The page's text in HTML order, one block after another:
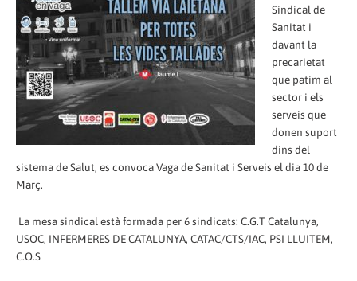
Sindical de
Sanitat i
davant la
precarietat
que patim al
sector i els
serveis que
donen suport
dins del
sistema de Salut, es convoca Vaga de Sanitat i Serveis el dia 10 de
Març.
La mesa sindical està formada per 6 sindicats: C.G.T Catalunya,
USOC, INFERMERES DE CATALUNYA, CATAC/CTS/IAC, PSI LLUITEM,
C.O.S